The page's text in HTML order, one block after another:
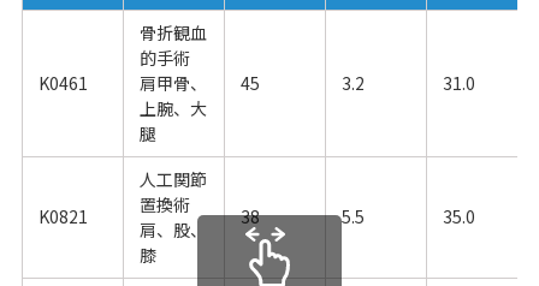
K0461
骨折観血
的手術
肩甲骨、
上腕、大
腿
45 3.2 31.0
K0821
人工関節
置換術
肩、股、
膝
38 5.5 35.0